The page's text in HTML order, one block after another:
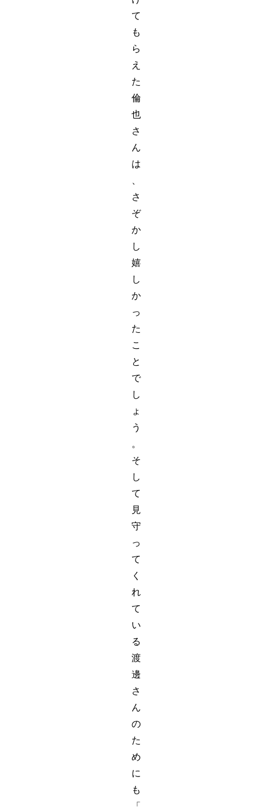
て
も
ら
え
た
倫
也
さ
ん
は
さ
ぞ
か
し
嬉
し
か
っ
た
こ
と
で
し
ょ
う
。
そ
し
て
見
守
っ
て
く
れ
て
い
る
渡
邊
さ
ん
の
た
め
に
も